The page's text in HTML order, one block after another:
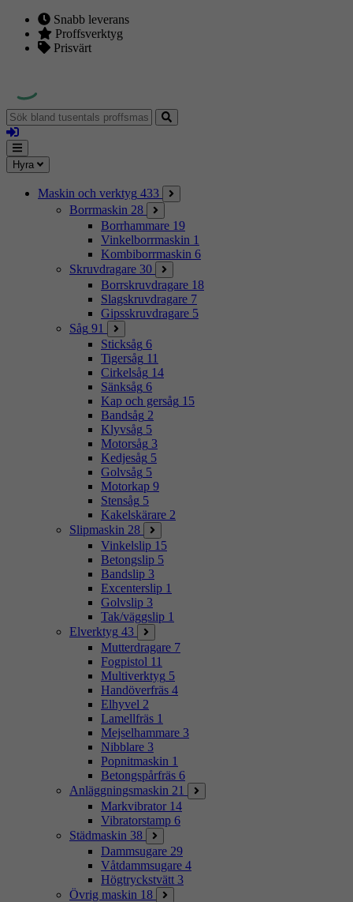
Snabb leverans
Proffsverktyg
Prisvärt
Sök
bland
tusentals
proffsmaskiner
Logga
in
Mina
sidor
Meny
Hyra
Maskin och verktyg 433
Borrmaskin 28
Borrhammare 19
Vinkelborrmaskin 1
Kombiborrmaskin 6
Skruvdragare 30
Borrskruvdragare 18
Slagskruvdragare 7
Gipsskruvdragare 5
Såg 91
Sticksåg 6
Tigersåg 11
Cirkelsåg 14
Sänksåg 6
Kap och gersåg 15
Bandsåg 2
Klyvsåg 5
Motorsåg 3
Kedjesåg 5
Golvsåg 5
Motorkap 9
Stensåg 5
Kakelskärare 2
Slipmaskin 28
Vinkelslip 15
Betongslip 5
Bandslip 3
Excenterslip 1
Golvslip 3
Tak/väggslip 1
Elverktyg 43
Mutterdragare 7
Fogpistol 11
Multiverktyg 5
Handöverfräs 4
Elhyvel 2
Lamellfräs 1
Mejselhammare 3
Nibblare 3
Popnitmaskin 1
Betongspårfräs 6
Anläggningsmaskin 21
Markvibrator 14
Vibratorstamp 6
Städmaskin 38
Dammsugare 29
Våtdammsugare 4
Högtryckstvätt 3
Övrig maskin 18